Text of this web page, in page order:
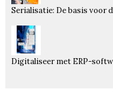
Serialisatie: De basis voor
Digitaliseer met ERP-